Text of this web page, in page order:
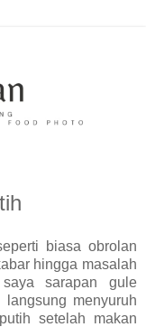
biasa obrolan
hingga masalah
sarapan gule
menyuruh
setelah makan